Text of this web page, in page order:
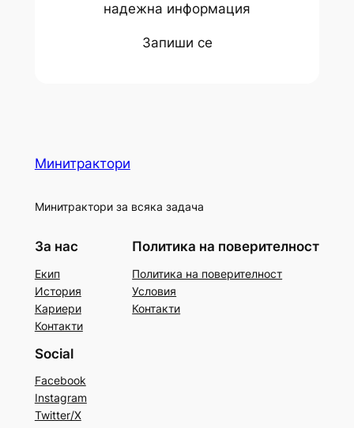
надежна информация
Запиши се
Минитрактори
Минитрактори за всяка задача
За нас
Екип
История
Кариери
Контакти
Политика на поверителност
Политика на поверителност
Условия
Контакти
Social
Facebook
Instagram
Twitter/X